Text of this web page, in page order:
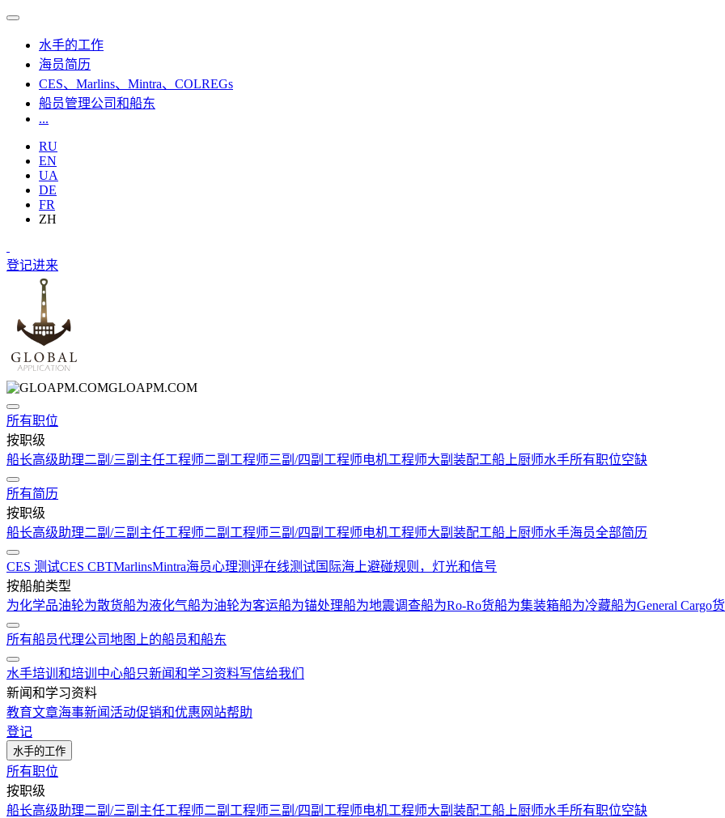
水手的工作
海员简历
CES、Marlins、Mintra、COLREGs
船员管理公司和船东
...
RU
EN
UA
DE
FR
ZH
登记进来
GLOAPM.COM
所有职位
按职级
船长高级助理二副/三副 主任工程师二副工程师三副/四副工程师电机工程师大副 装配工船上厨师水手所有职位空缺
所有简历
按职级
船长高级助理二副/三副 主任工程师二副工程师三副/四副工程师电机工程师大副 装配工船上厨师水手海员全部简历
CES 测试CES CBTMarlinsMintra海员心理测评在线测试国际海上避碰规则，灯光和信号
按船舶类型
为化学品油轮为散货船为液化气船为油轮为客运船为锚处理船为地震调查船为Ro-Ro货船为集装箱船为冷藏船为General Cargo
所有船员代理公司地图上的船员和船东
水手培训和培训中心船只新闻和学习资料写信给我们
新闻和学习资料
教育文章海事新闻活动促销和优惠 网站帮助
登记
水手的工作
所有职位
按职级
船长高级助理二副/三副 主任工程师二副工程师三副/四副工程师电机工程师大副 装配工船上厨师水手所有职位空缺